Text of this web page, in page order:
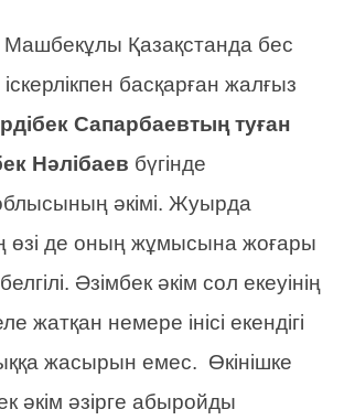
Машбекұлы Қазақстанда бес
іскерлікпен басқарған жалғыз
Сапарбаевтың туған
Нәлібаев бүгінде
әкімі. Жуырда
өзі де оның жұмысына жоғары
Әзімбек әкім сол екеуінің
жатқан немере інісі екендігі
жасырын емес. Өкінішке
әкім әзірге абыройды